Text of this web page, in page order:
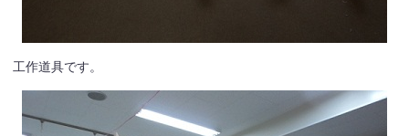
工作道具です。